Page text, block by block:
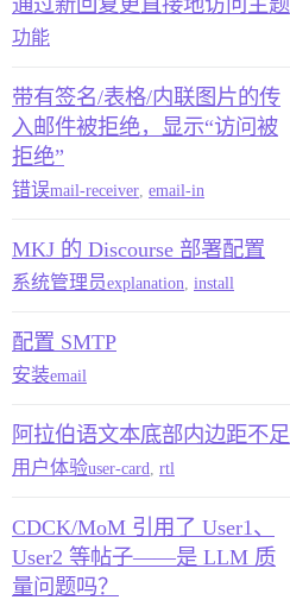
通过新回复更直接地访问主题
功能
带有签名/表格/内联图片的传
入邮件被拒绝，显示“访问被
拒绝”
错误mail-receiver email-in
MKJ 的 Discourse 部署配置
系统管理员explanation install
配置 SMTP
安装email
阿拉伯语文本底部内边距不足
用户体验user-card rtl
CDCK/MoM 引用了 User1、
User2 等帖子——是 LLM 质
量问题吗？